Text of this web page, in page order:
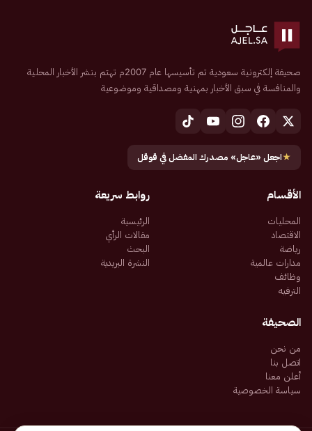
صحيفة إلكترونية سعودية تم تأسيسها عام 2007م تهتم بنشر الأخبار المحلية
والمنافسة في سبق الأخبار بمهنية ومصداقية وموضوعية
★اجعل «عاجل» مصدرك المفضل في قوقل
الأقسام
المحليات
الاقتصاد
رياضة
مدارات عالمية
وظائف
الترفيه
روابط سريعة
الرئيسية
مقالات الرأي
البحث
النشرة البريدية
الصحيفة
من نحن
اتصل بنا
أعلن معنا
سياسة الخصوصية